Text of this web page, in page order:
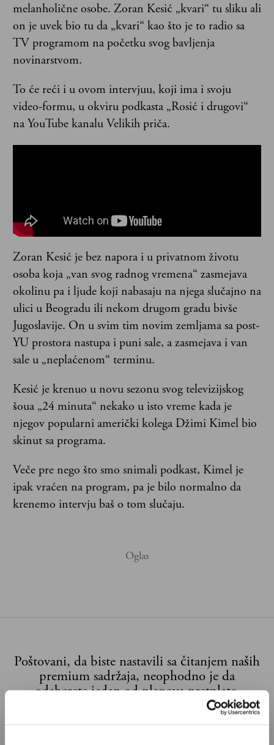
melanholične osobe. Zoran Kesić „kvari“ tu sliku ali
on je uvek bio tu da „kvari“ kao što je to radio sa
TV programom na početku svog bavljenja
novinarstvom.
To će reći i u ovom intervjuu, koji ima i svoju
video-formu, u okviru podkasta „Rosić i drugovi“
na YouTube kanalu Velikih priča.
Zoran Kesić je bez napora i u privatnom životu
osoba koja „van svog radnog vremena“ zasmejava
okolinu pa i ljude koji nabasaju na njega slučajno na
ulici u Beogradu ili nekom drugom gradu bivše
Jugoslavije. On u svim tim novim zemljama sa post-
YU prostora nastupa i puni sale, a zasmejava i van
sale u „neplaćenom“ terminu.
Kesić je krenuo u novu sezonu svog televizijskog
šoua „24 minuta“ nekako u isto vreme kada je
njegov popularni američki kolega Džimi Kimel bio
skinut sa programa.
Veče pre nego što smo snimali podkast, Kimel je
ipak vraćen na program, pa je bilo normalno da
krenemo intervju baš o tom slučaju.
Poštovani, da biste nastavili sa čitanjem naših
premium sadržaja, neophodno je da
odaberete jedan od planova pretplate.